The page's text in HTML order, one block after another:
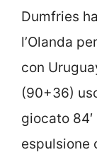
Dumfries
l’Olanda
con
(90+36)
giocato
espulsione